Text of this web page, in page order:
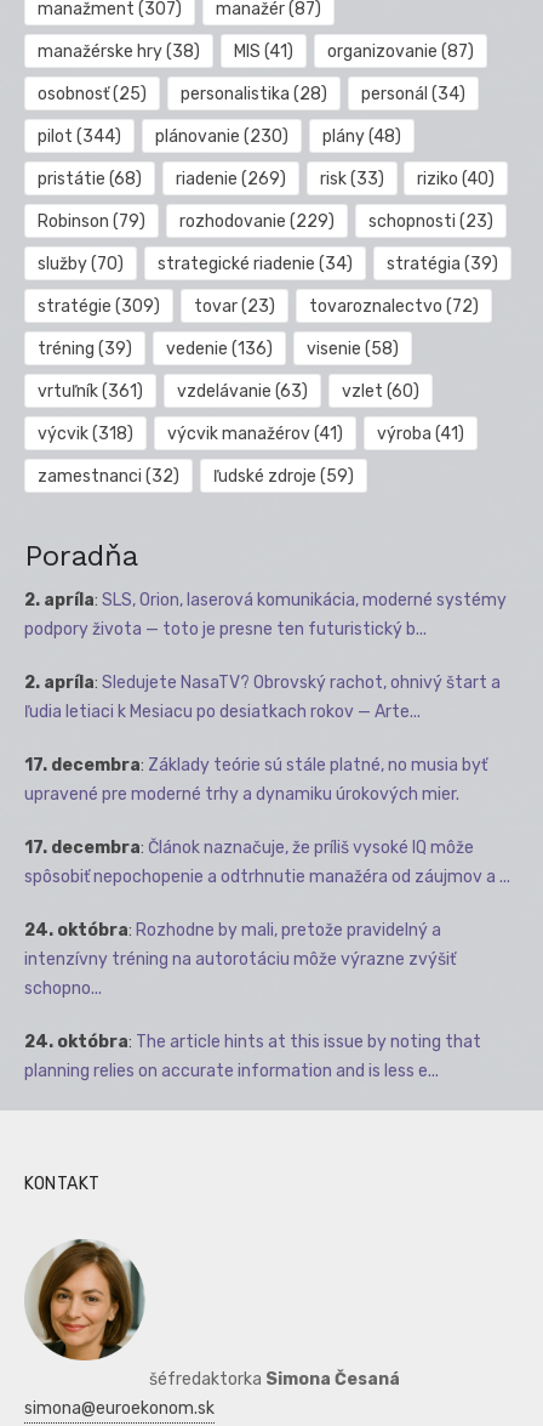
manažment (307) manažér(87)
manažérske hry(38) MIS (41) organizovanie (87)
osobnosť(25) personalistika (28) personál (34)
pilot (344) plánovanie (230) plány(48)
pristátie (68) riadenie (269) risk(33) riziko (40)
Robinson (79) rozhodovanie (229) schopnosti (23)
služby(70) strategické riadenie (34) stratégia (39)
stratégie (309) tovar(23) tovaroznalectvo (72)
tréning (39) vedenie (136) visenie (58)
vrtuľník(361) vzdelávanie (63) vzlet (60)
výcvik(318) výcvik manažérov(41) výroba (41)
zamestnanci (32) ľudské zdroje (59)
Poradňa
2. apríla: SLS, Orion, laserová komunikácia, moderné systémy
podpory života — toto je presne ten futuristický b...
2. apríla: Sledujete NasaTV? Obrovský rachot, ohnivý štart a
ľudia letiaci k Mesiacu po desiatkach rokov — Arte...
17. decembra: Základy teórie sú stále platné, no musia byť
upravené pre moderné trhy a dynamiku úrokových mier.
17. decembra: Článok naznačuje, že príliš vysoké IQ môže
spôsobiť nepochopenie a odtrhnutie manažéra od záujmov a ...
24. októbra: Rozhodne by mali, pretože pravidelný a
intenzívny tréning na autorotáciu môže výrazne zvýšiť
schopno...
24. októbra: The article hints at this issue by noting that
planning relies on accurate information and is less e...
KONTAKT
šéfredaktorka Simona Česaná
simona@euroekonom.sk